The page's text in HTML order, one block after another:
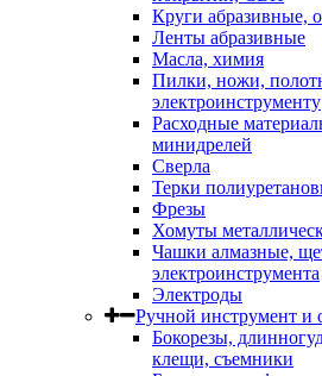
Круги абразивные,
Ленты абразивные
Масла, химия
Пилки, ножи,
электроинструменту
Расходные
минидрелей
Сверла
Терки
Фрезы
Хомуты
Чашки алмазные,
электроинструмента
Электроды
Ручной инструмент и
Бокорезы,
клещи, съемники